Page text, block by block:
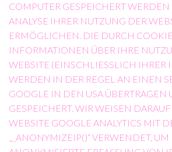
COMPUTER GESPEICHERT
ANALYSE IHRER NUTZUNG DER
ERMÖGLICHEN. DIE DURCH
INFORMATIONEN ÜBER IHRE
WEBSITE (EINSCHLIESSLICH IHRER
ERDEN IN DER REGEL AN EINEN
OOGLE IN DEN USA ÜBERTRAGEN
ESPEICHERT. WIR WEISEN DARAUF
EBSITE GOOGLE ANALYTICS MIT
_ANONYMIZEIP()“ VERWENDET, UM